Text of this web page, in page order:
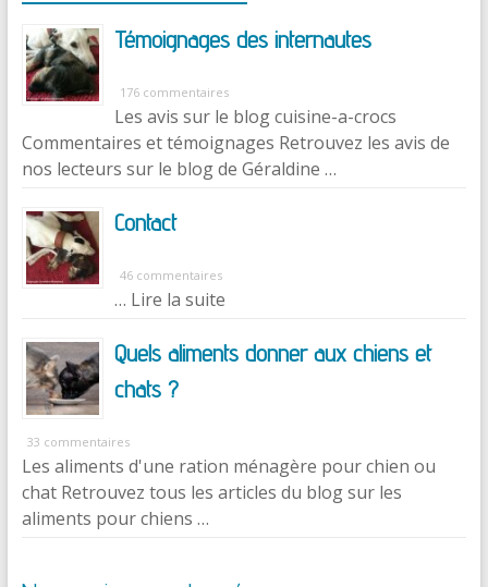
Témoignages des internautes
176 commentaires
Les avis sur le blog cuisine-a-crocs
Commentaires et témoignages Retrouvez les avis de
nos lecteurs sur le blog de Géraldine …
Contact
46 commentaires
… Lire la suite
Quels aliments donner aux chiens et
chats ?
33 commentaires
Les aliments d'une ration ménagère pour chien ou
chat Retrouvez tous les articles du blog sur les
aliments pour chiens …